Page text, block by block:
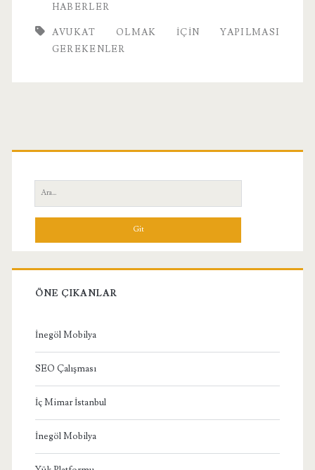
Gerekenler
HABERLER
AVUKAT OLMAK İÇIN YAPILMASI
GEREKENLER
Birincil
Yan
Menü
Ara:
ÖNE ÇIKANLAR
İnegöl Mobilya
SEO Çalışması
İç Mimar İstanbul
İnegöl Mobilya